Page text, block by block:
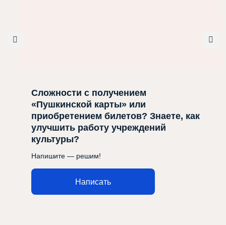
Сложности с получением
«Пушкинской карты» или
приобретением билетов? Знаете, как
улучшить работу учреждений
культуры?
Напишите — решим!
Написать